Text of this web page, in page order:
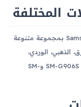
المختلفة
يتوفر جهاز Samsung Galaxy S5 LTE-A G906S بمجموعة متنوعة
الذهبي، الوردي،
والأحمر. الجهاز متاح في نماذج متعددة منها SM-G906S وSM-